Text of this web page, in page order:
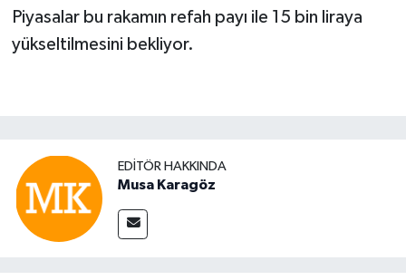
Piyasalar bu rakamın refah payı ile 15 bin liraya
yükseltilmesini bekliyor.
EDITÖR HAKKINDA
Musa Karagöz